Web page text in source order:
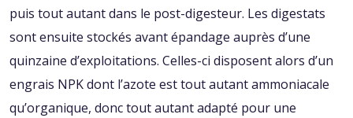
puis tout autant dans le post-digesteur. Les digestats
sont ensuite stockés avant épandage auprès d’une
quinzaine d’exploitations. Celles-ci disposent alors d’un
engrais NPK dont l’azote est tout autant ammoniacale
qu’organique, donc tout autant adapté pour une